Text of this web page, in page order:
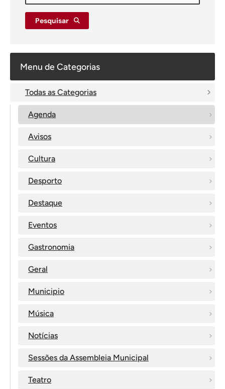
Pesquisar
Menu de Categorias
Todas as Categorias
Agenda
Avisos
Cultura
Desporto
Destaque
Eventos
Gastronomia
Geral
Municipio
Música
Notícias
Sessões da Assembleia Municipal
Teatro